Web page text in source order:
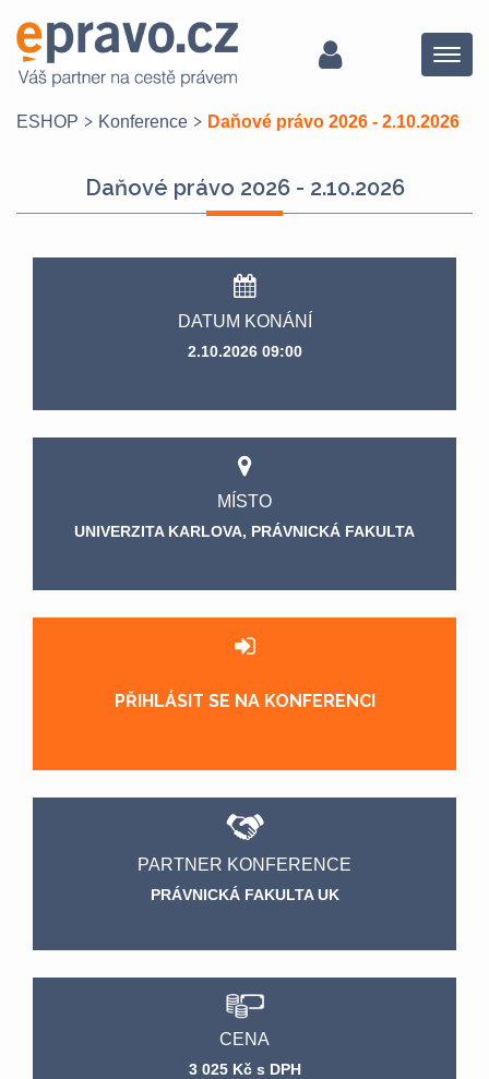
Menu
ESHOP Konference Daňové právo 2026 - 2.10.2026
Daňové právo 2026 - 2.10.2026
DATUM KONÁNÍ
2.10.2026 09:00
MÍSTO
UNIVERZITA KARLOVA, PRÁVNICKÁ FAKULTA
PŘIHLÁSIT SE NA KONFERENCI
PARTNER KONFERENCE
PRÁVNICKÁ FAKULTA UK
CENA
3 025 Kč s DPH